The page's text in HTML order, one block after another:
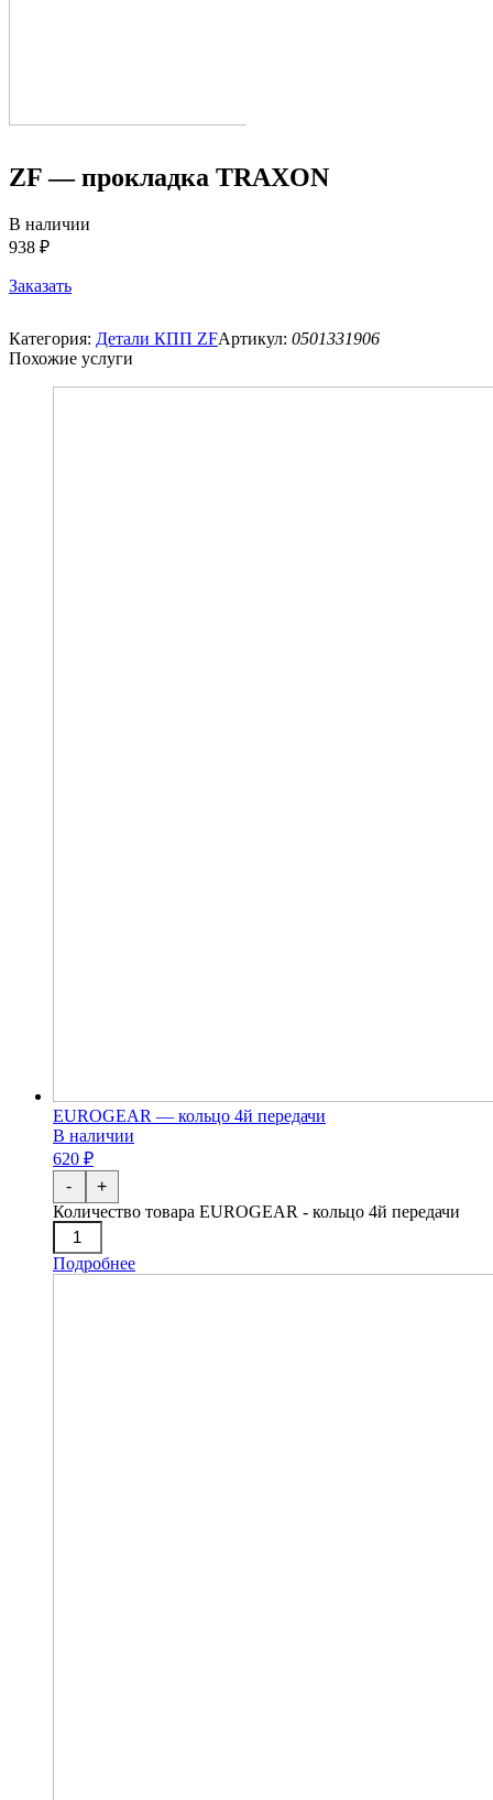
ZF — прокладка TRAXON
В наличии
938 ₽
Заказать
Категория: Детали КПП ZFАртикул: 0501331906
Похожие услуги
EUROGEAR — кольцо 4й передачи
В наличии
620 ₽
-
Количество товара EUROGEAR - кольцо 4й передачи
+
Подробнее